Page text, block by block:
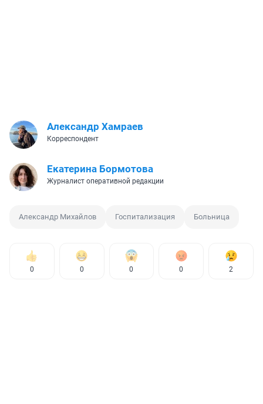
Александр Хамраев
Корреспондент
Екатерина Бормотова
Журналист оперативной редакции
Александр Михайлов Госпитализация Больница
0 0 0 0 2